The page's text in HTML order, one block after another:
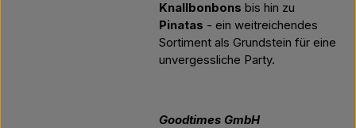
Knallbonbons bis hin zu
Pinatas - ein weitreichendes
Sortiment als Grundstein für eine
unvergessliche Party.
Goodtimes GmbH